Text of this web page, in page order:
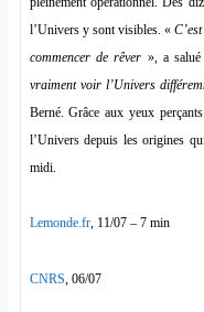
l’Univers y sont visibles. «
commencer de rêver », a
vraiment voir l’Univers
Berné. Grâce aux yeux
l’Univers depuis les origines
midi.
Lemonde.fr, 11/07 – 7 min
CNRS, 06/07